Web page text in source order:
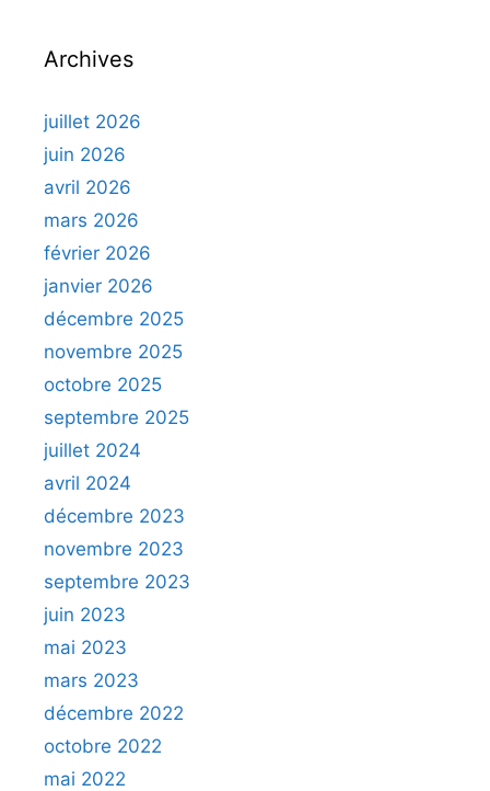
Archives
juillet 2026
juin 2026
avril 2026
mars 2026
février 2026
janvier 2026
décembre 2025
novembre 2025
octobre 2025
septembre 2025
juillet 2024
avril 2024
décembre 2023
novembre 2023
septembre 2023
juin 2023
mai 2023
mars 2023
décembre 2022
octobre 2022
mai 2022